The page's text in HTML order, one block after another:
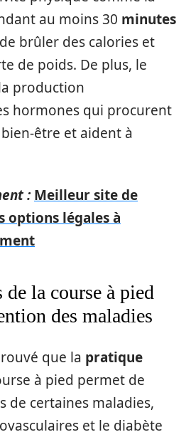
au moins 30 minutes
brûler des calories et
de poids. De plus, le
production
hormones qui procurent
être et aident à
: Meilleur site de
options légales à
la course à pied
des maladies
que la pratique
à pied permet de
de certaines maladies,
et le diabète